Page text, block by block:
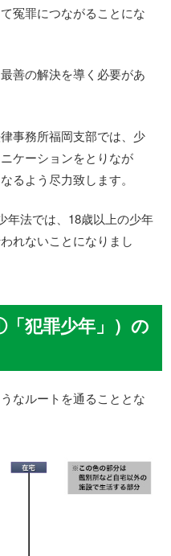
冤罪につながることにな
善の解決を導く必要があ
事務所福岡支部では、少
ケーションをとりなが
るよう尽力致します。
年法では、18歳以上の少年
れないことになりまし
犯罪少年」）の
なルートを通ることとな